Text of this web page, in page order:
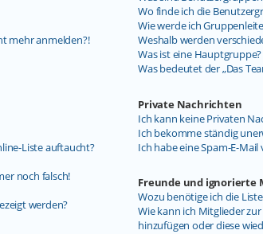
mehr anmelden?!
Liste auftaucht?
noch falsch!
werden?
Wo finde ich die
Wie werde ich
Weshalb werden
Was ist eine Hauptgruppe?
Was bedeutet der „Das
Private Nachrichten
Ich kann keine Privaten
Ich bekomme ständig
Ich habe eine Spam-E-
Freunde und ignorierte
Wozu benötige ich die
Wie kann ich Mitglieder
hinzufügen oder diese